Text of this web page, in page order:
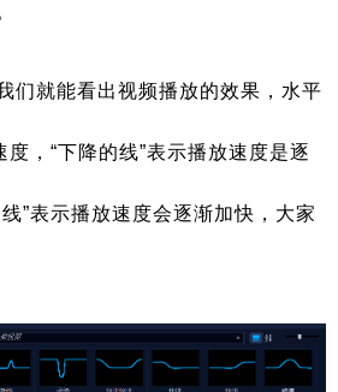
们就能看出视频播放的效果，水平
度，“下降的线”表示播放速度是逐
”表示播放速度会逐渐加快，大家